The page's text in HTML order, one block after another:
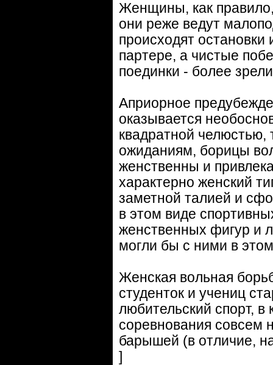
Женщины, как
они реже ведут
происходят остановки
партере, а чистые
поединки - более
Априорное
оказывается
квадратной челюстью,
ожиданиям, борицы
женственны и
характерно женский
заметной талией и
в этом виде
женственных фигур и
могли бы с ними в
Женская вольная
студенток и учениц
любительский спорт, в
соревнования совсем
барышей (в отличие,
]